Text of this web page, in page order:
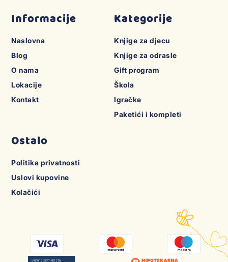
Informacije
Naslovna
Blog
O nama
Lokacije
Kontakt
Kategorije
Knjige za djecu
Knjige za odrasle
Gift program
Škola
Igračke
Paketići i kompleti
Ostalo
Politika privatnosti
Uslovi kupovine
Kolačići